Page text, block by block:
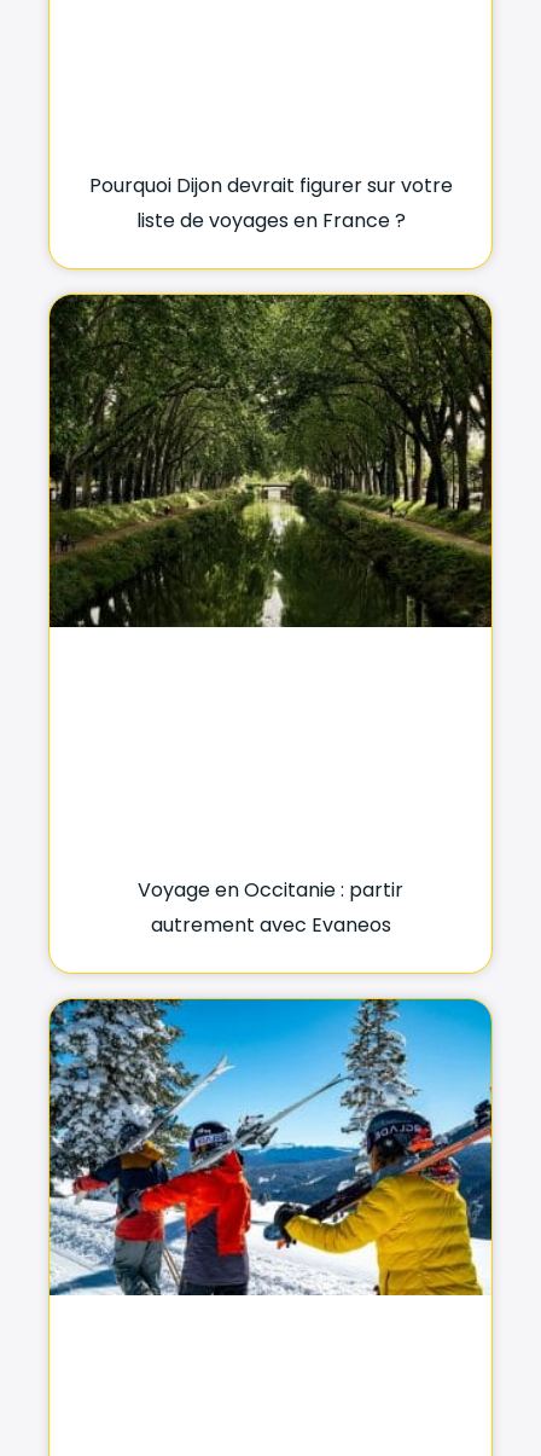
Pourquoi Dijon devrait figurer sur votre
liste de voyages en France ?
Voyage en Occitanie : partir
autrement avec Evaneos